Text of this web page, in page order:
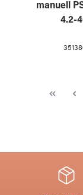
manuell
4.2-